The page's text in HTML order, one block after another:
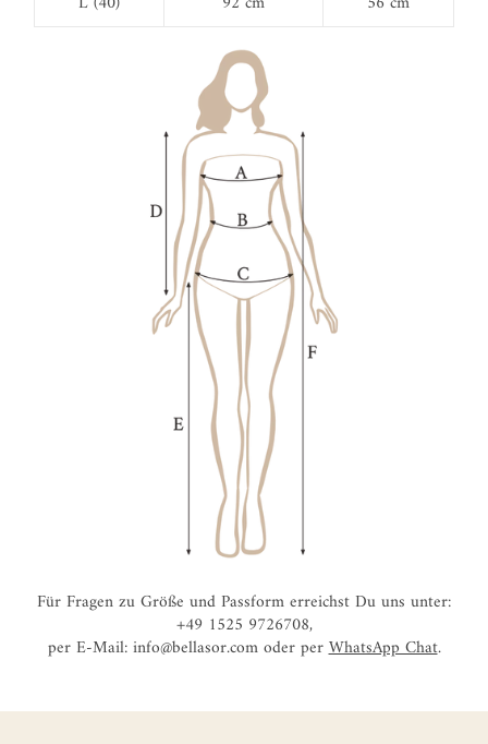
Für Fragen zu Größe und Passform erreichst Du uns unter:
+49 1525 9726708,
per E-Mail: info@bellasor.com oder perWhatsApp Chat.